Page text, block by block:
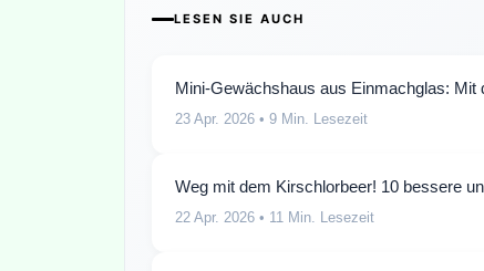
LESEN SIE AUCH
Mini-Gewächshaus aus Einmachglas:
23 Apr. 2026 • 9 Min. Lesezeit
Weg mit dem Kirschlorbeer! 10 bessere
22 Apr. 2026 • 11 Min. Lesezeit